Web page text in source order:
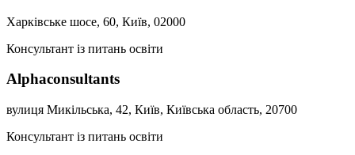
Харківське шосе, 60, Київ, 02000
Консультант із питань освіти
Alphaconsultants
вулиця Микільська, 42, Київ, Київська область, 20700
Консультант із питань освіти